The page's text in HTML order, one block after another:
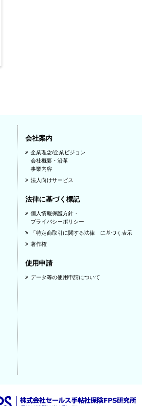
会社案内
企業理念/企業ビジョン
会社概要・沿革
事業内容
法人向けサービス
法律に基づく標記
個人情報保護方針・
プライバシーポリシー
「特定商取引に関する法律」に基づく表示
著作権
使用申請
データ等の使用申請について